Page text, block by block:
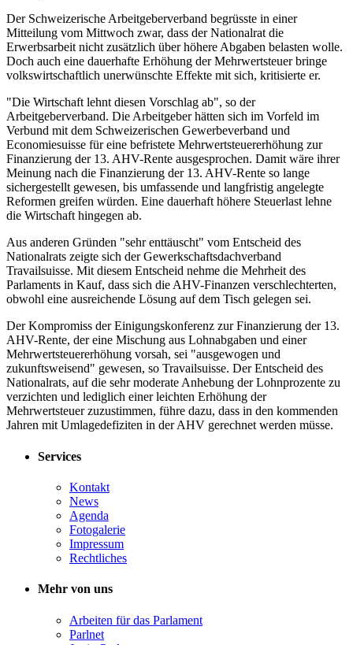
Der Schweizerische Arbeitgeberverband begrüsste in einer
Mitteilung vom Mittwoch zwar, dass der Nationalrat die
Erwerbsarbeit nicht zusätzlich über höhere Abgaben belasten wolle.
Doch auch eine dauerhafte Erhöhung der Mehrwertsteuer bringe
volkswirtschaftlich unerwünschte Effekte mit sich, kritisierte er.
"Die Wirtschaft lehnt diesen Vorschlag ab", so der
Arbeitgeberverband. Die Arbeitgeber hätten sich im Vorfeld im
Verbund mit dem Schweizerischen Gewerbeverband und
Economiesuisse für eine befristete Mehrwertsteuererhöhung zur
Finanzierung der 13. AHV-Rente ausgesprochen. Damit wäre ihrer
Meinung nach die Finanzierung der 13. AHV-Rente so lange
sichergestellt gewesen, bis umfassende und langfristig angelegte
Reformen greifen würden. Eine dauerhaft höhere Steuerlast lehne
die Wirtschaft hingegen ab.
Aus anderen Gründen "sehr enttäuscht" vom Entscheid des
Nationalrats zeigte sich der Gewerkschaftsdachverband
Travailsuisse. Mit diesem Entscheid nehme die Mehrheit des
Parlaments in Kauf, dass sich die AHV-Finanzen verschlechterten,
obwohl eine ausreichende Lösung auf dem Tisch gelegen sei.
Der Kompromiss der Einigungskonferenz zur Finanzierung der 13.
AHV-Rente, der eine Mischung aus Lohnabgaben und einer
Mehrwertsteuererhöhung vorsah, sei "ausgewogen und
zukunftsweisend" gewesen, so Travailsuisse. Der Entscheid des
Nationalrats, auf die sehr moderate Anhebung der Lohnprozente zu
verzichten und lediglich einer leichten Erhöhung der
Mehrwertsteuer zuzustimmen, führe dazu, dass in den kommenden
Jahren mit Umlagedefiziten in der AHV gerechnet werden müsse.
Services
Kontakt
News
Agenda
Fotogalerie
Impressum
Rechtliches
Mehr von uns
Arbeiten für das Parlament
Parlnet